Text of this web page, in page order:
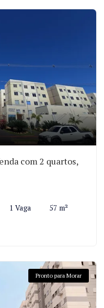
com 2 quartos,
1 Vaga 57 m²
Pronto para Morar